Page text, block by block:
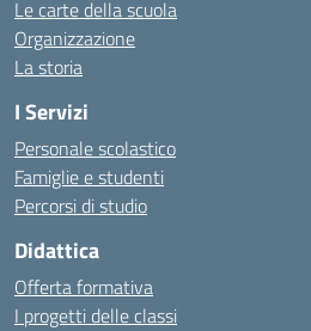
Le carte della scuola
Organizzazione
La storia
I Servizi
Personale scolastico
Famiglie e studenti
Percorsi di studio
Didattica
Offerta formativa
I progetti delle classi